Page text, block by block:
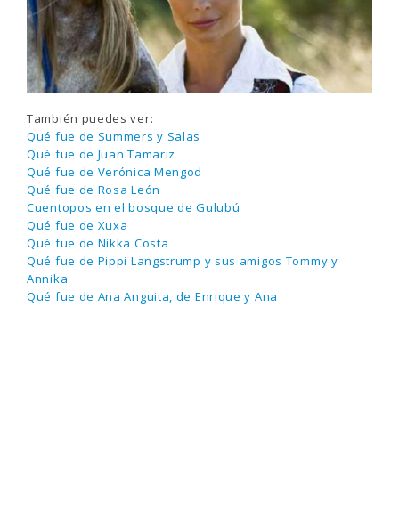
También puedes ver:
Qué fue de Summers y Salas
Qué fue de Juan Tamariz
Qué fue de Verónica Mengod
Qué fue de Rosa León
Cuentopos en el bosque de Gulubú
Qué fue de Xuxa
Qué fue de Nikka Costa
Qué fue de Pippi Langstrump y sus amigos Tommy y
Annika
Qué fue de Ana Anguita, de Enrique y Ana